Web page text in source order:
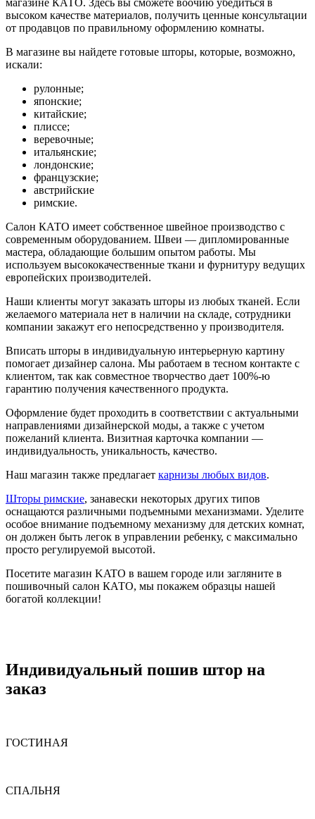
высоком качестве материалов, получить ценные консультации
от продавцов по правильному оформлению комнаты.
В магазине вы найдете готовые шторы, которые, возможно,
искали:
рулонные;
японские;
китайские;
плиссе;
веревочные;
итальянские;
лондонские;
французские;
австрийские
римские.
Салон КАТО имеет собственное швейное производство с
современным оборудованием. Швеи — дипломированные
мастера, обладающие большим опытом работы. Мы
используем высококачественные ткани и фурнитуру ведущих
европейских производителей.
Наши клиенты могут заказать шторы из любых тканей. Если
желаемого материала нет в наличии на складе, сотрудники
компании закажут его непосредственно у производителя.
Вписать шторы в индивидуальную интерьерную картину
помогает дизайнер салона. Мы работаем в тесном контакте с
клиентом, так как совместное творчество дает 100%-ю
гарантию получения качественного продукта.
Оформление будет проходить в соответствии с актуальными
направлениями дизайнерской моды, а также с учетом
пожеланий клиента. Визитная карточка компании —
индивидуальность, уникальность, качество.
Наш магазин также предлагает карнизы любых видов.
Шторы римские, занавески некоторых других типов
оснащаются различными подъемными механизмами. Уделите
особое внимание подъемному механизму для детских комнат,
он должен быть легок в управлении ребенку, с максимально
просто регулируемой высотой.
Посетите магазин KATO в вашем городе или загляните в
пошивочный салон КАТО, мы покажем образцы нашей
богатой коллекции!
Индивидуальный пошив штор на
заказ
ГОСТИНАЯ
СПАЛЬНЯ